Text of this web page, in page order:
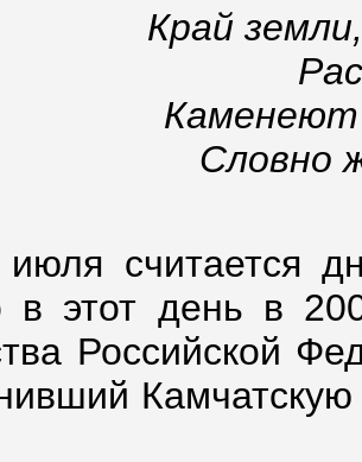
Край
Каменеют
Словно
считается
в этот день в
Российской